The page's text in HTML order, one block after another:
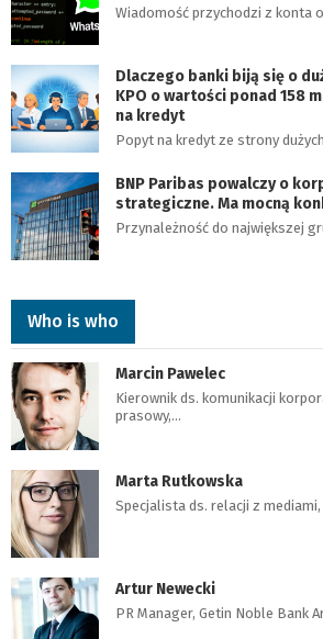
Wiadomość przychodzi z konta
Dlaczego banki biją się o
KPO o wartości ponad 158
na kredyt
Popyt na kredyt ze strony
BNP Paribas powalczy o
strategiczne. Ma mocną
Przynależność do największej
Who is who
Marcin Pawelec
Kierownik ds. komunikacji
prasowy,…
Marta Rutkowska
Specjalista ds. relacji z
Artur Newecki
PR Manager, Getin Noble Bank